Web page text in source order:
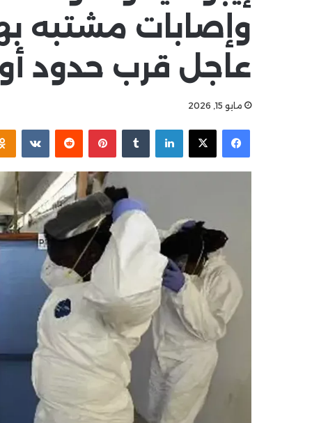
وإصابات مشتبه
عاجل قرب حدود
مايو 15, 2026
فيسبوك
‫X لينكدإن بينتيريست